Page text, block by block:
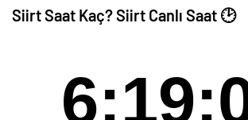
Siirt Saat Kaç? Siirt Canlı Saat 🕑